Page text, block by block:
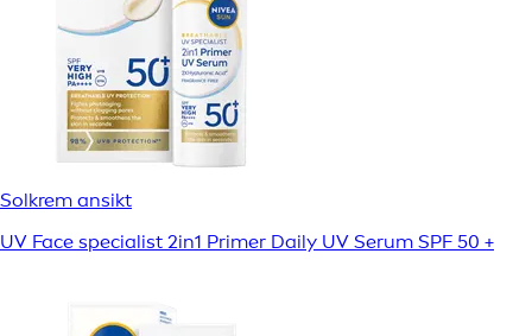
Solkrem ansikt
UV Face specialist 2in1 Primer Daily UV Serum SPF 50 +